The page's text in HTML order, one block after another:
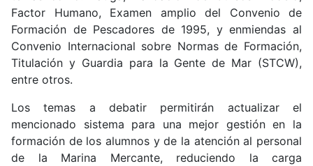
Factor Humano, Examen amplio del Convenio de
Formación de Pescadores de 1995, y enmiendas al
Convenio Internacional sobre Normas de Formación,
Titulación y Guardia para la Gente de Mar (STCW),
entre otros.
Los temas a debatir permitirán actualizar el
mencionado sistema para una mejor gestión en la
formación de los alumnos y de la atención al personal
de la Marina Mercante, reduciendo la carga